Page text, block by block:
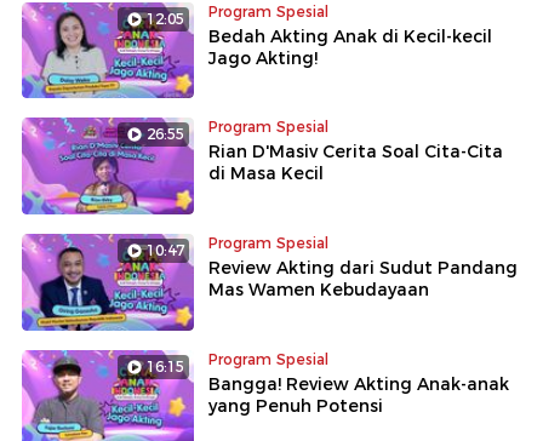
12:05 Program Spesial
Bedah Akting Anak di Kecil-kecil
Jago Akting!
26:55 Program Spesial
Rian D'Masiv Cerita Soal Cita-Cita
di Masa Kecil
10:47 Program Spesial
Review Akting dari Sudut Pandang
Mas Wamen Kebudayaan
16:15 Program Spesial
Bangga! Review Akting Anak-anak
yang Penuh Potensi